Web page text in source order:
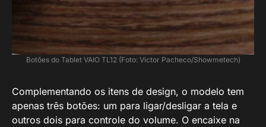
Botões do Tablet VAIO TL12 (Foto: Victor Pacheco/Showmetech)
Complementando os itens de design, o modelo tem
apenas três botões: um para ligar/desligar a tela e
outros dois para controle do volume. O encaixe na